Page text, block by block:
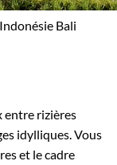
entre rizières
idylliques. Vous
et le cadre